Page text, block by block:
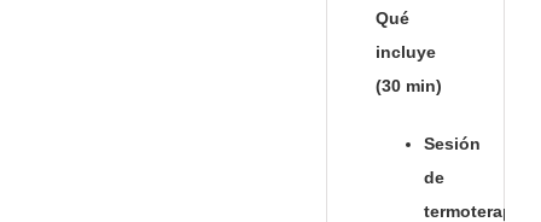
Qué
incluye
(30 min)
Sesión
de
termoterapia